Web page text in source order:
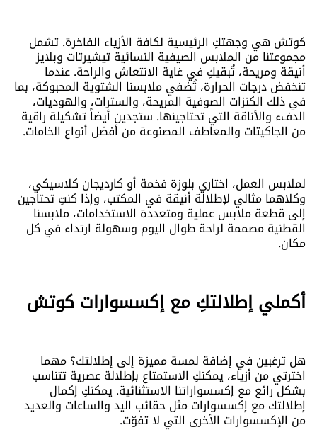
كوتش هي وجهتكِ الرئيسية لكافة الأزياء الفاخرة. تشمل
مجموعتنا من الملابس الصيفية النسائية تيشيرتات وبلايز
أنيقة ومريحة، تُبقيكِ في غاية الانتعاش والراحة. عندما
تنخفض درجات الحرارة، تُضفي ملابسنا الشتوية المحبوكة، بما
في ذلك الكنزات الصوفية المريحة، والسترات، والهوديات،
الدفء والأناقة التي تحتاجينها. ستجدين أيضاً تشكيلة راقية
من الجاكيتات والمعاطف المصنوعة من أفضل أنواع الخامات.
لملابس العمل، اختاري بلوزة فخمة أو كارديجان كلاسيكي،
وكلاهما مثالي لإطلالة أنيقة في المكتب، وإذا كنتِ تحتاجين
إلى قطعة ملابس عملية ومتعددة الاستخدامات، ملابسنا
القطنية مصممة لراحة طوال اليوم وسهولة ارتداء في كل
مكان.
أكملي إطلالتكِ مع إكسسوارات كوتش
هل ترغبين في إضافة لمسة مميزة إلى إطلالتك؟ مهما
اخترتي من أزياء، يمكنكِ الاستمتاع بإطلالة عصرية تتناسب
بشكل رائع مع إكسسواراتنا الاستثنائية. يمكنكِ إكمال
إطلالتك مع إكسسوارات مثل حقائب اليد والساعات والعديد
من الإكسسوارات الأخرى التي لا تفوّت.